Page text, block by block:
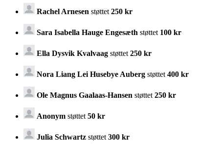
Rachel Arnesen støttet 250 kr
Sara Isabella Hauge Engesæth støttet 100 kr
Ella Dysvik Kvalvaag støttet 250 kr
Nora Liang Lei Husebye Auberg støttet 400 kr
Ole Magnus Gaalaas-Hansen støttet 250 kr
Anonym støttet 50 kr
Julia Schwartz støttet 300 kr